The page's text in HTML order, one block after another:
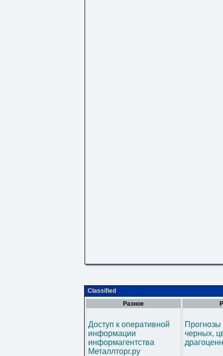
Classified
Разное
Доступ к оперативной
информации
информагентства
Металлторг.ру
черных,